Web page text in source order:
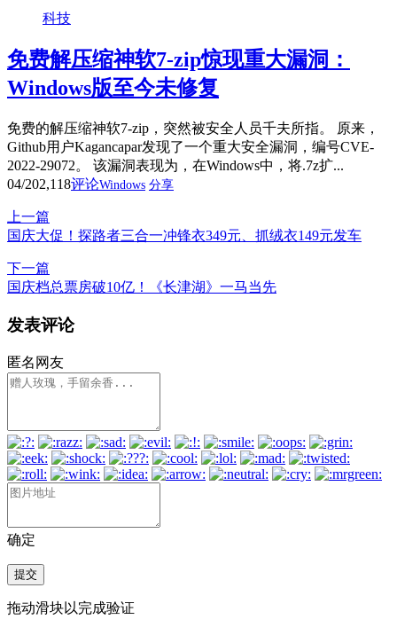
科技
免费解压缩神软7-zip惊现重大漏洞：
Windows版至今未修复
免费的解压缩神软7-zip，突然被安全人员千夫所指。 原来，
Github用户Kagancapar发现了一个重大安全漏洞，编号CVE-
2022-29072。 该漏洞表现为，在Windows中，将.7z扩...
04/202,118评论Windows 分享
上一篇
国庆大促！探路者三合一冲锋衣349元、抓绒衣149元发车
下一篇
国庆档总票房破10亿！《长津湖》一马当先
发表评论
匿名网友
确定
提交
拖动滑块以完成验证